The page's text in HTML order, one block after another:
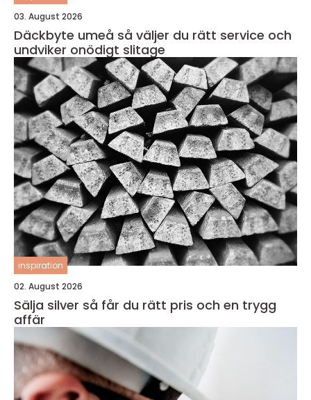
03. August 2026
Däckbyte umeå så väljer du rätt service och
undviker onödigt slitage
inspiration
02. August 2026
Sälja silver så får du rätt pris och en trygg
affär